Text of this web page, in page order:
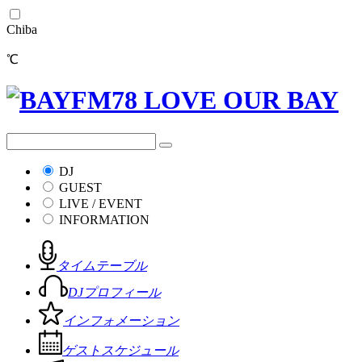
Chiba
℃
DJ
GUEST
LIVE / EVENT
INFORMATION
タイムテーブル
DJプロフィール
インフォメーション
ゲストスケジュール